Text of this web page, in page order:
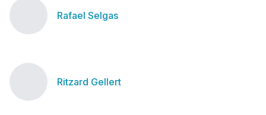
Rafael Selgas
Ritzard Gellert